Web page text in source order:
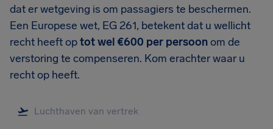
dat er wetgeving is om passagiers te beschermen.
Een Europese wet, EG 261, betekent dat u wellicht
recht heeft optot wel €600 per persoonom de
verstoring te compenseren. Kom erachter waar u
recht op heeft.